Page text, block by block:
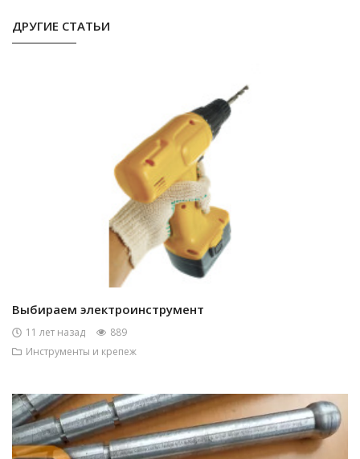
ДРУГИЕ СТАТЬИ
Выбираем электроинструмент
11 лет назад
889
Инструменты и крепеж